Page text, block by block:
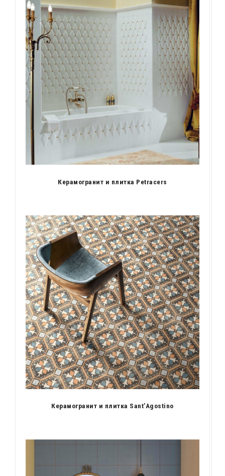
Керамогранит и плитка Petracers
Керамогранит и плитка Sant’Agostino